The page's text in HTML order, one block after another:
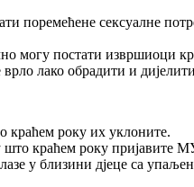
поремећене сексуалне
могу постати извршиоци
врло лако обрадити и
краћем року их уклоните.
што краћем року пријавите
у близини дјеце са